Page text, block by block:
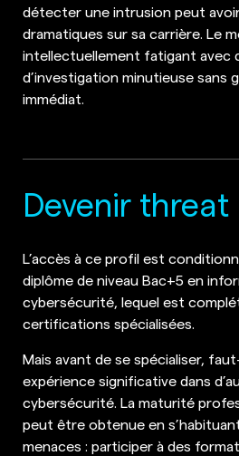
détecter une intrusion peut
dramatiques sur sa carrière. Le
intellectuellement fatigant avec
d’investigation minutieuse sans
immédiat.
Devenir
L’accès à ce profil est
diplôme de niveau Bac+5 en
cybersécurité, lequel est
certifications spécialisées.
Mais avant de se spécialiser,
expérience significative dans
cybersécurité. La maturité
peut être obtenue en
menaces : participer à des